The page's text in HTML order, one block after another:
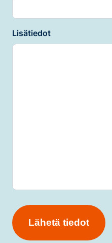
Lisätiedot